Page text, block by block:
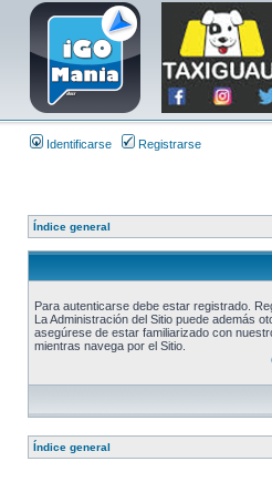
Identificarse Registrarse
Índice general
Para autenticarse debe estar registrado.
La Administración del Sitio puede además
asegúrese de estar familiarizado con
mientras navega por el Sitio.
Índice general